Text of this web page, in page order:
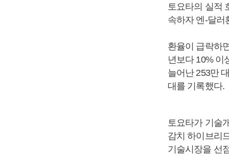
토요타의 실적
속하자 엔-달러
환율이 급락하
년보다 10% 이
늘어난 253만
대를 기록했다.
토요타가 기술
감치 하이브리
기술시장을 선